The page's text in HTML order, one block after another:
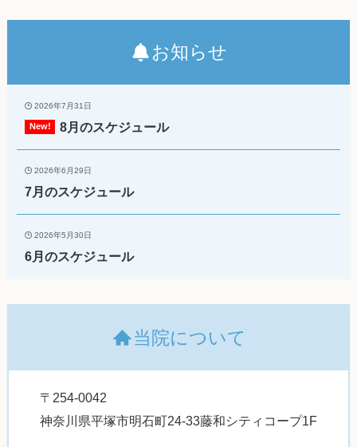
お知らせ
2026年7月31日
8月のスケジュール
2026年6月29日
7月のスケジュール
2026年5月30日
6月のスケジュール
当院について
〒254-0042
神奈川県平塚市明石町24-33藤和シティコープ1F